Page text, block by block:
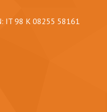
IT 98 K 08255 58161